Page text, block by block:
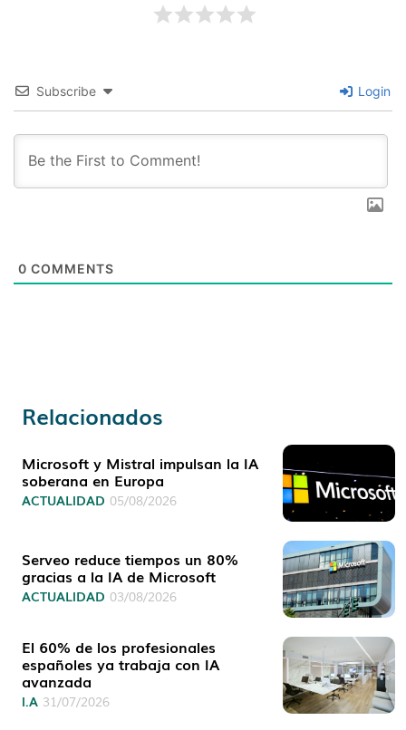
Subscribe Login
0 COMMENTS
Relacionados
Microsoft y Mistral impulsan la IA
soberana en Europa
ACTUALIDAD 05/08/2026
Serveo reduce tiempos un 80%
gracias a la IA de Microsoft
ACTUALIDAD 03/08/2026
El 60% de los profesionales
españoles ya trabaja con IA
avanzada
I.A 31/07/2026